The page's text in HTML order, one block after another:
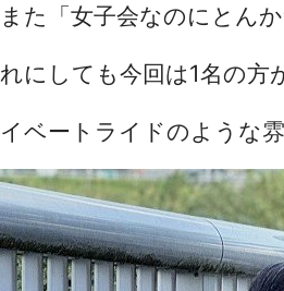
た「女子会なのにとん
にしても今回は1名の方
ベートライドのような